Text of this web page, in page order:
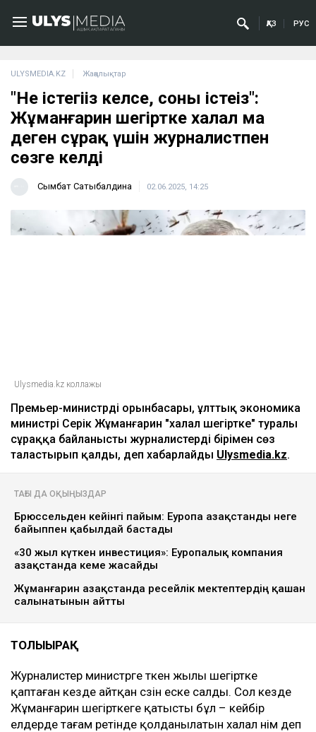
ҚАЗ РУС
ULYSMEDIA.KZ Жаңалықтар
"Не істегіңіз келсе, соны істеңіз":
Жұманғарин шегіртке халал ма
деген сұрақ үшін журналистпен
сөзге келді
Сымбат Сатыбалдина 02.06.2025, 14:25
Ulysmedia.kz коллажы
Премьер-министрдің орынбасары, ұлттық экономика
министрі Серік Жұманғарин "халал шегіртке" туралы
сұраққа байланысты журналистердің бірімен сөз
таластырып қалды, деп хабарлайды Ulysmedia.kz.
ТАҒЫ ДА ОҚЫҢЫЗДАР
Брюссельден кейінгі пайым: Еуропа Қазақстанды неге
байыппен қабылдай бастады
«30 жыл күткен инвестиция»: Еуропалық компания
Қазақстанда кеме жасайды
Жұманғарин Қазақстанда ресейлік мектептердің қашан
салынатынын айтты
ТОЛЫҒЫРАҚ
Журналистер министрге өткен жылы шегіртке
қаптаған кезде айтқан сөзін еске салды. Сол кезде
Жұманғарин шегірткеге қатысты бұл – кейбір
елдерде тағам ретінде қолданылатын халал өнім деп